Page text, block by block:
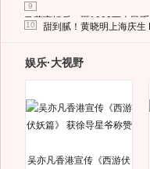
9
马蓉离婚后，砸1000万人民
10 甜到腻！黄晓明上海庆生
娱乐·大视野
吴亦凡香港宣传《西游伏